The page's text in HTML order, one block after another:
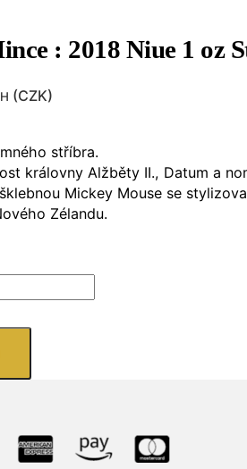
: 2018 Niue 1 oz
(CZK)
stříbra.
královny Alžběty II., Datum a
Mickey Mouse se
Zélandu.